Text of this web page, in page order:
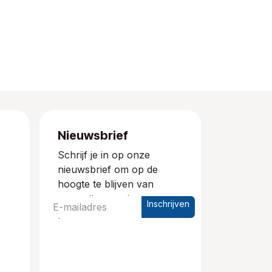
Nieuwsbrief
Schrijf je in op onze
nieuwsbrief om op de
hoogte te blijven van
promoties en nieuwe
producten.
Inschrijven